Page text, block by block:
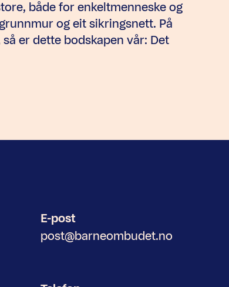
både for enkeltmenneske og
og eit sikringsnett. På
er dette bodskapen vår: Det
E-post
post@barneombudet.no